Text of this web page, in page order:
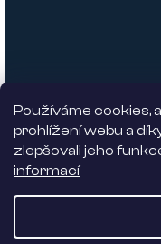
Používáme cookies,
prohlížení webu a
zlepšovali jeho
informací